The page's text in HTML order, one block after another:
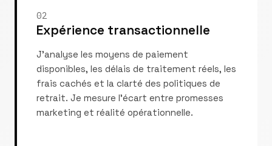
02
Expérience transactionnelle
J'analyse les moyens de paiement
disponibles, les délais de traitement réels, les
frais cachés et la clarté des politiques de
retrait. Je mesure l'écart entre promesses
marketing et réalité opérationnelle.